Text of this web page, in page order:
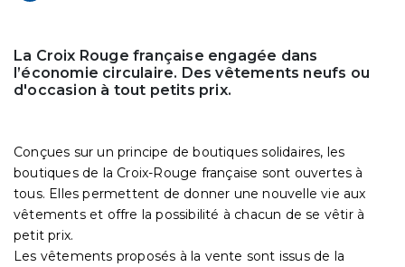
La Croix Rouge française engagée dans
l’économie circulaire. Des vêtements neufs ou
d'occasion à tout petits prix.
Conçues sur un principe de boutiques solidaires, les
boutiques de la Croix-Rouge française sont ouvertes à
tous. Elles permettent de donner une nouvelle vie aux
vêtements et offre la possibilité à chacun de se vêtir à
petit prix.
Les vêtements proposés à la vente sont issus de la